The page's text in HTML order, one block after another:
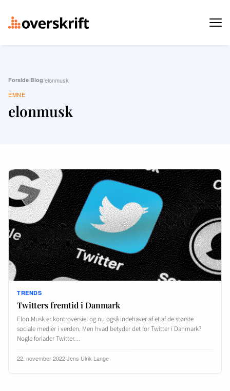
Forside/Blog/elonmusk
EMNE
elonmusk
TRENDS
Twitters fremtid i Danmark
Elon Musk er kontroversiel og nu også indehaver af et af de største
sociale medier i verden. Men hvad betyder det for Twitter i Danmark?
Nogle forlader Twitter…
22. november 2022·Jens Ulrik Lange